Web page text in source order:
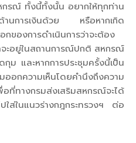
กรณ์ ทั้งนี้ทั้งนั้น อยากให้ทุกท่าน
านการเงินด้วย หรือหากเกิด
กของการดำเนินการว่าจะต้อง
จะอยู่ในสถานการณ์ปกติ สหกรณ์
ม และหากการประชุมครั้งนี้เป็น
ความเห็นโดยคำนึงถึงความ
ทางกรมส่งเสริมสหกรณ์จะได้
ใส่ในแนวร่างกฎกระทรวงฯ ต่อ